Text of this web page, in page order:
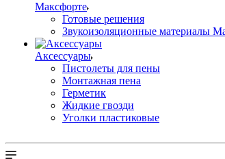
Максфорте
Готовые решения
Звукоизоляционные материалы
Аксессуары
Пистолеты для пены
Монтажная пена
Герметик
Жидкие гвозди
Уголки пластиковые